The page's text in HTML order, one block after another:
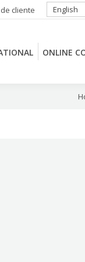
cliente English
ONLINE